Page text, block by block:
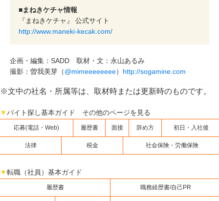
■まねきケチャ情報
『まねきケチャ』 公式サイト
http://www.maneki-kecak.com/
企画・編集：SADD 取材・文：永山あるみ
撮影：曽我美芽（@mimeeeeeeee） http://sogamine.com
※文中の社名・所属等は、取材時または更新時のものです。
▼バイト探し基本ガイド その他のページを見る
応募(電話・Web) 履歴書 面接 辞め方 初日・入社後
法律 税金 社会保険・労働保険
▼転職（社員）基本ガイド
履歴書 職務経歴書/自己PR